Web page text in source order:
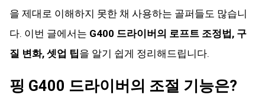
을 제대로 이해하지 못한 채 사용하는 골퍼들도 많습니
다. 이번 글에서는 G400 드라이버의 로프트 조정법, 구
질 변화, 셋업 팁을 알기 쉽게 정리해드립니다.
핑 G400 드라이버의 조절 기능은?